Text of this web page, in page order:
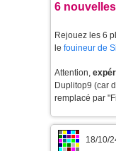
6
Rejouez les 6
le fouineur de
Attention,
Duplitop9 (car
remplacé par
18/10/